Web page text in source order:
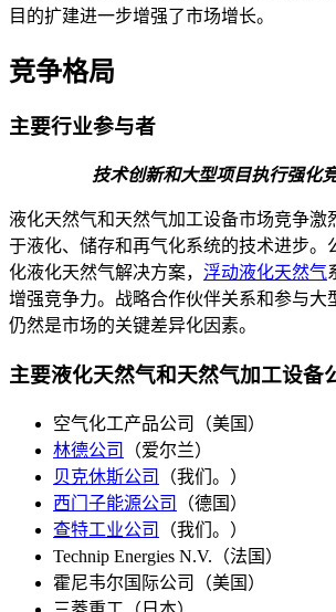
目的扩建进一步增强了市场增长。
竞争格局
主要行业参与者
技术创新和大型项目执行强化
液化天然气和天然气加工设备市场竞争激
于液化、储存和再气化系统的技术进步。
化液化天然气解决方案， 浮动液化天然气
增强竞争力。战略合作伙伴关系和参与大
仍然是市场的关键差异化因素。
主要液化天然气和天然气加工设备
空气化工产品公司（美国）
林德公司
（爱尔兰）
贝克休斯公司
（我们。）
西门子能源公司
（德国）
查特工业公司
（我们。）
Technip Energies N.V.（法国）
霍尼韦尔国际公司（美国）